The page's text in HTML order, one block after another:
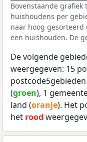
Bovenstaande
huishoudens per
naar hoog
een huishouden. De
De volgende
weergegeven: 15
postcode5gebieden
(groen), 1
land (oranje). Het
het rood